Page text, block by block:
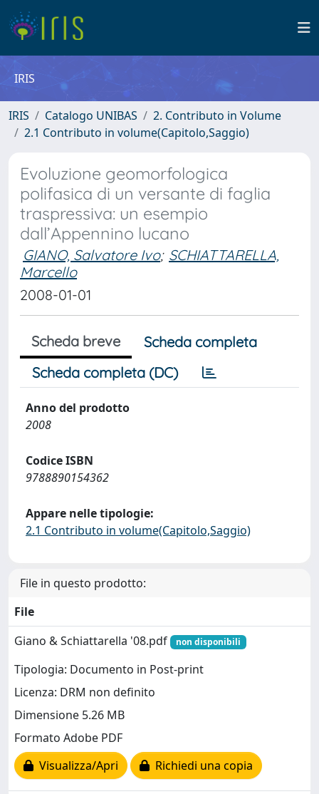
IRIS
IRIS Catalogo UNIBAS
2. Contributo in Volume
2.1 Contributo in volume(Capitolo,Saggio)
Evoluzione geomorfologica
polifasica di un versante di faglia
traspressiva: un esempio
dall’Appennino lucano
GIANO, Salvatore Ivo; SCHIATTARELLA,
Marcello
2008-01-01
Scheda breve
Scheda completa
Scheda completa (DC)
Anno del prodotto
2008
Codice ISBN
9788890154362
Appare nelle tipologie:
2.1 Contributo in volume(Capitolo,Saggio)
File in questo prodotto:
File
Giano & Schiattarella '08.pdf
non disponibili
Tipologia: Documento in Post-print
Licenza: DRM non definito
Dimensione 5.26 MB
Formato Adobe PDF
Visualizza/Apri
Richiedi una copia